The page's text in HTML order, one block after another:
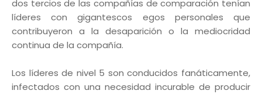
dos tercios de las compañías de comparación tenían
líderes con gigantescos egos personales que
contribuyeron a la desaparición o la mediocridad
continua de la compañía.
Los líderes de nivel 5 son conducidos fanáticamente,
infectados con una necesidad incurable de producir